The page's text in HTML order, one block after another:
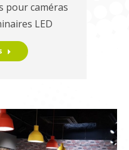
pour caméras
LED